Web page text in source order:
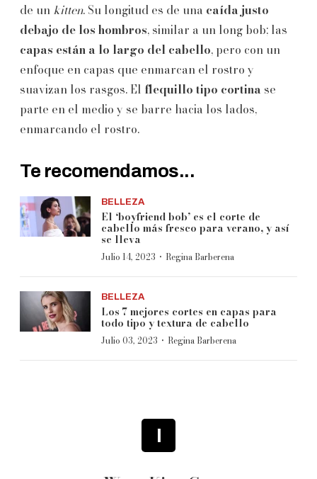
de un kitten. Su longitud es de una caída justo
debajo de los hombros, similar a un long bob; las
capas están a lo largo del cabello, pero con un
enfoque en capas que enmarcan el rostro y
suavizan los rasgos. El flequillo tipo cortina se
parte en el medio y se barre hacia los lados,
enmarcando el rostro.
Te recomendamos...
BELLEZA
El ‘boyfriend bob’ es el corte de
cabello más fresco para verano, y así
se lleva
Julio 14, 2023 · Regina Barberena
BELLEZA
Los 7 mejores cortes en capas para
todo tipo y textura de cabello
Julio 03, 2023 · Regina Barberena
1